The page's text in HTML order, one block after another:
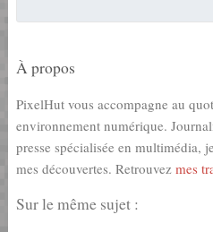
À propos
PixelHut vous accompagne au
environnement numérique.
presse spécialisée en multimédia,
mes découvertes. Retrouvez mes
Sur le même sujet :